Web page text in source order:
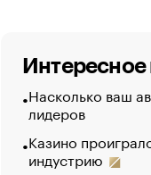
Интересное
Насколько ваш
лидеров
Казино
индустрию